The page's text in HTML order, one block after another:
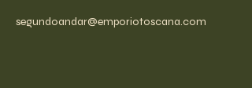
segundoandar@emporiotoscana.com